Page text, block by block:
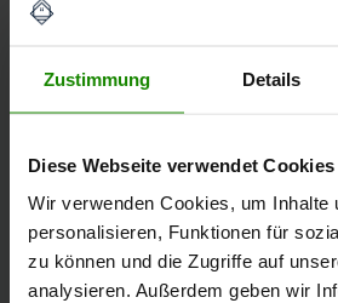
Zustimmung Details
Diese Webseite verwendet Cookies
Wir verwenden Cookies, um Inhalte
personalisieren, Funktionen für
zu können und die Zugriffe auf
analysieren. Außerdem geben wir
Sie mindestens Ihren
Nachweis der Berechtigung.
Informationen,
Antrag benötigt